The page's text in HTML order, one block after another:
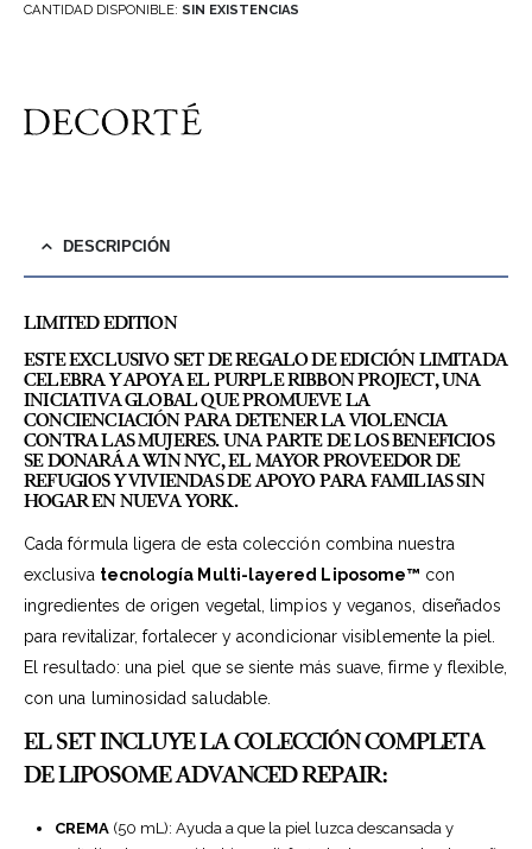
CANTIDAD DISPONIBLE: SIN EXISTENCIAS
DESCRIPCIÓN
LIMITED EDITION
ESTE EXCLUSIVO SET DE REGALO DE EDICIÓN LIMITADA
CELEBRA Y APOYA ELPURPLE RIBBON PROJECT, UNA
INICIATIVA GLOBAL QUE PROMUEVE LA
CONCIENCIACIÓN PARA DETENER LA VIOLENCIA
CONTRA LAS MUJERES. UNA PARTE DE LOS BENEFICIOS
SE DONARÁ AWIN NYC, EL MAYOR PROVEEDOR DE
REFUGIOS Y VIVIENDAS DE APOYO PARA FAMILIAS SIN
HOGAR EN NUEVA YORK.
Cada fórmula ligera de esta colección combina nuestra
exclusiva tecnología Multi-layered Liposome™ con
ingredientes de origen vegetal, limpios y veganos, diseñados
para revitalizar, fortalecer y acondicionar visiblemente la piel.
El resultado: una piel que se siente más suave, firme y flexible,
con una luminosidad saludable.
EL SET INCLUYE LA COLECCIÓN COMPLETA
DELIPOSOME ADVANCED REPAIR:
CREMA (50 mL): Ayuda a que la piel luzca descansada y